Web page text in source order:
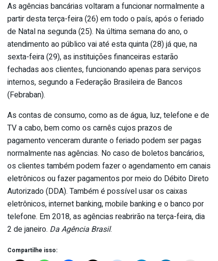
As agências bancárias voltaram a funcionar normalmente a
partir desta terça-feira (26) em todo o país, após o feriado
de Natal na segunda (25). Na última semana do ano, o
atendimento ao público vai até esta quinta (28) já que, na
sexta-feira (29), as instituições financeiras estarão
fechadas aos clientes, funcionando apenas para serviços
internos, segundo a Federação Brasileira de Bancos
(Febraban).
As contas de consumo, como as de água, luz, telefone e de
TV a cabo, bem como os carnês cujos prazos de
pagamento venceram durante o feriado podem ser pagas
normalmente nas agências. No caso de boletos bancários,
os clientes também podem fazer o agendamento em canais
eletrônicos ou fazer pagamentos por meio do Débito Direto
Autorizado (DDA). Também é possível usar os caixas
eletrônicos, internet banking, mobile banking e o banco por
telefone. Em 2018, as agências reabrirão na terça-feira, dia
2 de janeiro. Da Agência Brasil.
Compartilhe isso: